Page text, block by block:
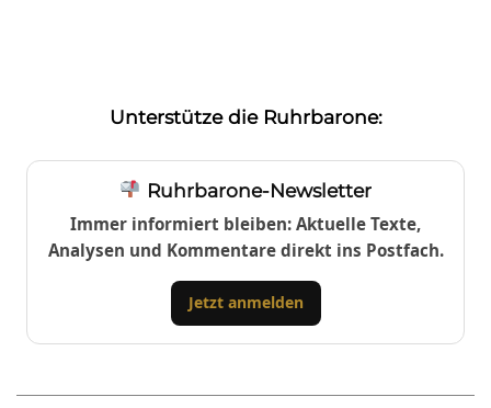
Unterstütze die Ruhrbarone:
Ruhrbarone-Newsletter
Immer informiert bleiben: Aktuelle Texte,
Analysen und Kommentare direkt ins Postfach.
Jetzt anmelden